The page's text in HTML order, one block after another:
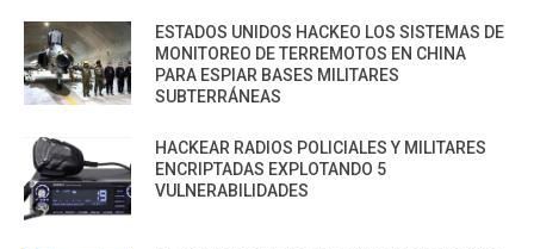
ESTADOS UNIDOS HACKEO LOS SISTEMAS DE
MONITOREO DE TERREMOTOS EN CHINA
PARA ESPIAR BASES MILITARES
SUBTERRÁNEAS
HACKEAR RADIOS POLICIALES Y MILITARES
ENCRIPTADAS EXPLOTANDO 5
VULNERABILIDADES